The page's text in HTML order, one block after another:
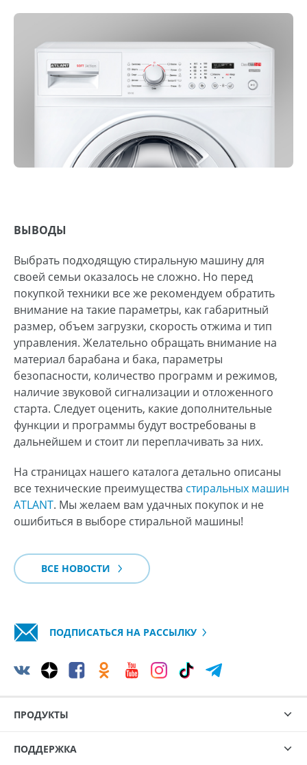
ВЫВОДЫ
Выбрать подходящую стиральную машину для
своей семьи оказалось не сложно. Но перед
покупкой техники все же рекомендуем обратить
внимание на такие параметры, как габаритный
размер, объем загрузки, скорость отжима и тип
управления. Желательно обращать внимание на
материал барабана и бака, параметры
безопасности, количество программ и режимов,
наличие звуковой сигнализации и отложенного
старта. Следует оценить, какие дополнительные
функции и программы будут востребованы в
дальнейшем и стоит ли переплачивать за них.
На страницах нашего каталога детально описаны
все технические преимущества стиральных машин
ATLANT. Мы желаем вам удачных покупок и не
ошибиться в выборе стиральной машины!
ВСЕ НОВОСТИ
ПОДПИСАТЬСЯ НА РАССЫЛКУ
ПРОДУКТЫ
ПОДДЕРЖКА